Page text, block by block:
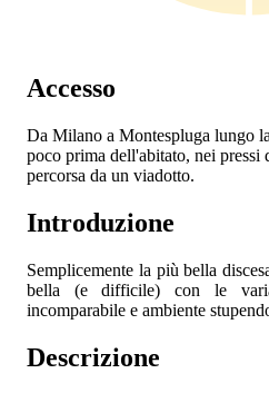
Accesso
Da Milano a Montespluga lungo
poco prima dell'abitato, nei pressi
percorsa da un viadotto.
Introduzione
Semplicemente la più bella
bella (e difficile) con le
incomparabile e ambiente
Descrizione